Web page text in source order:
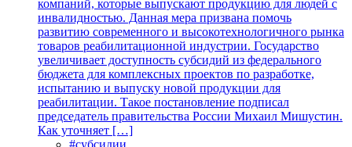
компаний, которые выпускают продукцию для людей с
инвалидностью. Данная мера призвана помочь
развитию современного и высокотехнологичного рынка
товаров реабилитационной индустрии. Государство
увеличивает доступность субсидий из федерального
бюджета для комплексных проектов по разработке,
испытанию и выпуску новой продукции для
реабилитации. Такое постановление подписал
председатель правительства России Михаил Мишустин.
Как уточняет […]
#субсидии